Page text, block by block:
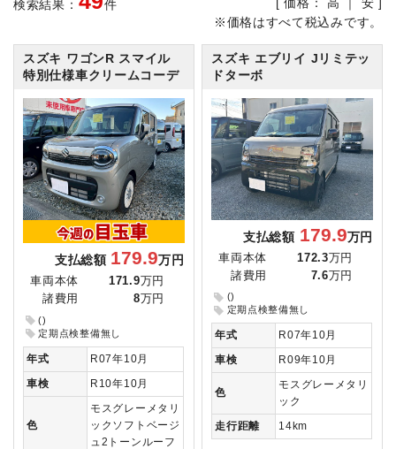
検索結果： 件
※価格はすべて税込みです。
スズキ ワゴンR スマイル
特別仕様車クリームコーデ
支払総額 179.9万円
車両本体 171.9 万円
諸費用
8 万円
()
定期点検整備無し
年式
R07年10月
車検
R10年10月
色
モスグレーメタリ
ックソフトベージ
ュ2トーンルーフ
スズキ エブリイ Jリミテッ
ドターボ
支払総額 179.9万円
車両本体 172.3万円
諸費用
7.6万円
()
定期点検整備無し
年式
R07年10月
車検
R09年10月
色
モスグレーメタリ
ック
走行距離
14km